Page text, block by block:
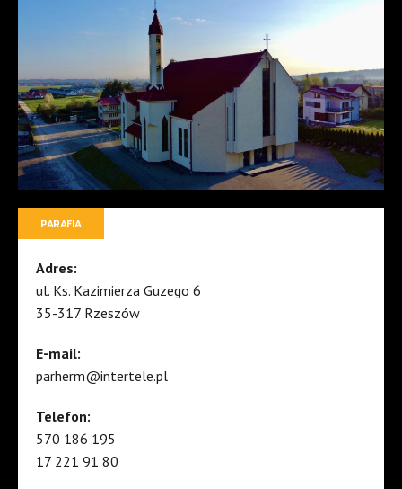
PARAFIA
Adres:
ul. Ks. Kazimierza Guzego 6
35-317 Rzeszów
E-mail:
parherm@intertele.pl
Telefon:
570 186 195
17 221 91 80